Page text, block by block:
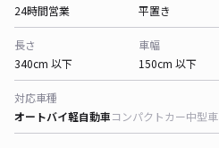
24時間営業
平置き
長さ
340cm 以下
車幅
150cm 以下
対応車種
オートバイ軽自動車コンパクトカー中型車